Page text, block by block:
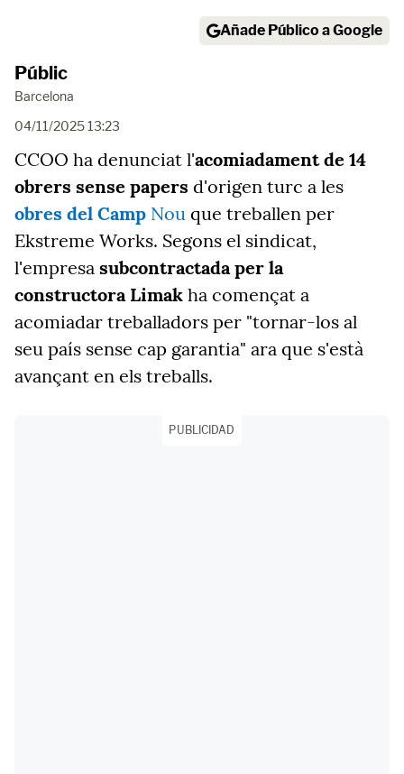
Añade Público a Google
Públic
Barcelona
04/11/2025 13:23
CCOO ha denunciat l'acomiadament de 14
obrers sense papers d'origen turc a les
obres del Camp Nou que treballen per
Ekstreme Works. Segons el sindicat,
l'empresa subcontractada per la
constructora Limak ha començat a
acomiadar treballadors per "tornar-los al
seu país sense cap garantia" ara que s'està
avançant en els treballs.
PUBLICIDAD